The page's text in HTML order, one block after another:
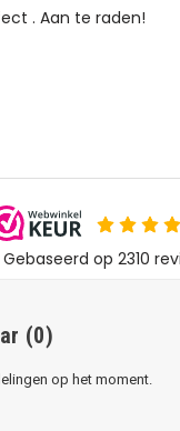
(0)
op het moment.